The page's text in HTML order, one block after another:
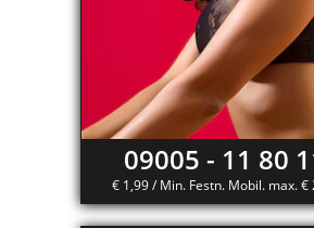
09005 - 11 80
€ 1,99 / Min. Festn. Mobil. max. €